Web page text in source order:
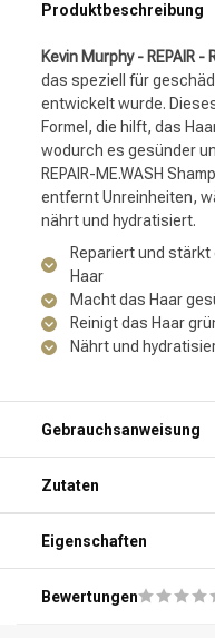
Produktbeschreibung
Kevin Murphy - REPAIR -
das speziell für
entwickelt wurde.
Formel, die hilft, das
wodurch es gesünder
REPAIR-ME.WASH
entfernt Unreinheiten,
nährt und hydratisiert.
Repariert und
Haar
Macht das Haar
Reinigt das Haar
Nährt und
Gebrauchsanweisung
Schritt 2: Drücke eine
Handfläche.
Schritt 3: Verteile das
Schritt 4: Lasse das
um geschädigte
Zutaten
Eigenschaften
Bewertungen